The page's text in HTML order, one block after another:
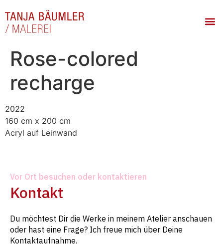
Rose-colored
recharge
2022
160 cm x 200 cm
Acryl auf Leinwand
Vor Ort besuchen oder kontaktieren
Kontakt
Du möchtest Dir die Werke in meinem Atelier anschauen
oder hast eine Frage? Ich freue mich über Deine
Kontaktaufnahme.